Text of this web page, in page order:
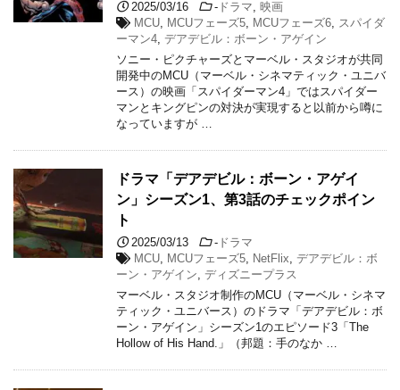
2025/03/16 - ドラマ
映画
MCU
MCUフェーズ5 MCUフェーズ6
スパイダ
ーマン4
デアデビル：ボーン・アゲイン
ソニー・ピクチャーズとマーベル・スタジオが共同
開発中のMCU（マーベル・シネマティック・ユニバ
ース）の映画「スパイダーマン4」ではスパイダー
マンとキングピンの対決が実現すると以前から噂に
なっていますが …
ドラマ「デアデビル：ボーン・アゲイ
ン」シーズン1、第3話のチェックポイン
ト
2025/03/13 - ドラマ
MCU
MCUフェーズ5 NetFlix ,デアデビル：ボ
ーン・アゲイン
ディズニープラス
マーベル・スタジオ制作のMCU（マーベル・シネマ
ティック・ユニバース）のドラマ「デアデビル：ボ
ーン・アゲイン」シーズン1のエピソード3「The
Hollow of His Hand.」（邦題：手のなか …